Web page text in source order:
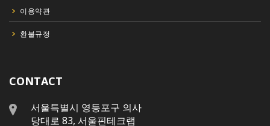
이용약관
환불규정
CONTACT
서울특별시 영등포구 의사
당대로 83, 서울핀테크랩